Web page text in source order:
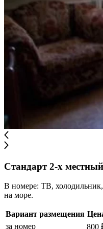
Стандарт 2-х
В номере: ТВ,
на море.
Вариант размещения
за номер
800